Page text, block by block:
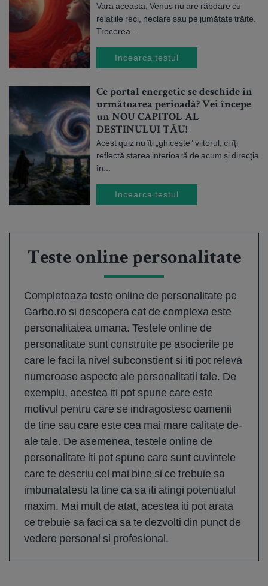
Vara aceasta, Venus nu are răbdare cu
relațiile reci, neclare sau pe jumătate trăite.
Trecerea...
Incearca testul
Ce portal energetic se deschide în
următoarea perioadă? Vei începe
un NOU CAPITOL AL
DESTINULUI TĂU!
Acest quiz nu îți „ghicește” viitorul, ci îți
reflectă starea interioară de acum și direcția
în...
Incearca testul
Teste online personalitate
Completeaza teste online de personalitate pe
Garbo.ro si descopera cat de complexa este
personalitatea umana. Testele online de
personalitate sunt construite pe asocierile pe
care le faci la nivel subconstient si iti pot releva
numeroase aspecte ale personalitatii tale. De
exemplu, acestea iti pot spune care este
motivul pentru care se indragostesc oamenii
de tine sau care este cea mai mare calitate de-
ale tale. De asemenea, testele online de
personalitate iti pot spune care sunt cuvintele
care te descriu cel mai bine si ce trebuie sa
imbunatatesti la tine ca sa iti atingi potentialul
maxim. Mai mult de atat, acestea iti pot arata
ce trebuie sa faci ca sa te dezvolti din punct de
vedere personal si profesional.